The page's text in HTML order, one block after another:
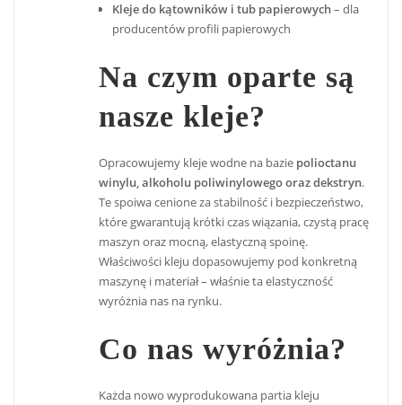
Kleje do kątowników i tub papierowych– dla
producentów profili papierowych
Na czym oparte są
nasze kleje?
Opracowujemy kleje wodne na bazie polioctanu
winylu, alkoholu poliwinylowego oraz dekstryn.
Te spoiwa cenione za stabilność i bezpieczeństwo,
które gwarantują krótki czas wiązania, czystą pracę
maszyn oraz mocną, elastyczną spoinę.
Właściwości kleju dopasowujemy pod konkretną
maszynę i materiał – właśnie ta elastyczność
wyróżnia nas na rynku.
Co nas wyróżnia?
Każda nowo wyprodukowana partia kleju